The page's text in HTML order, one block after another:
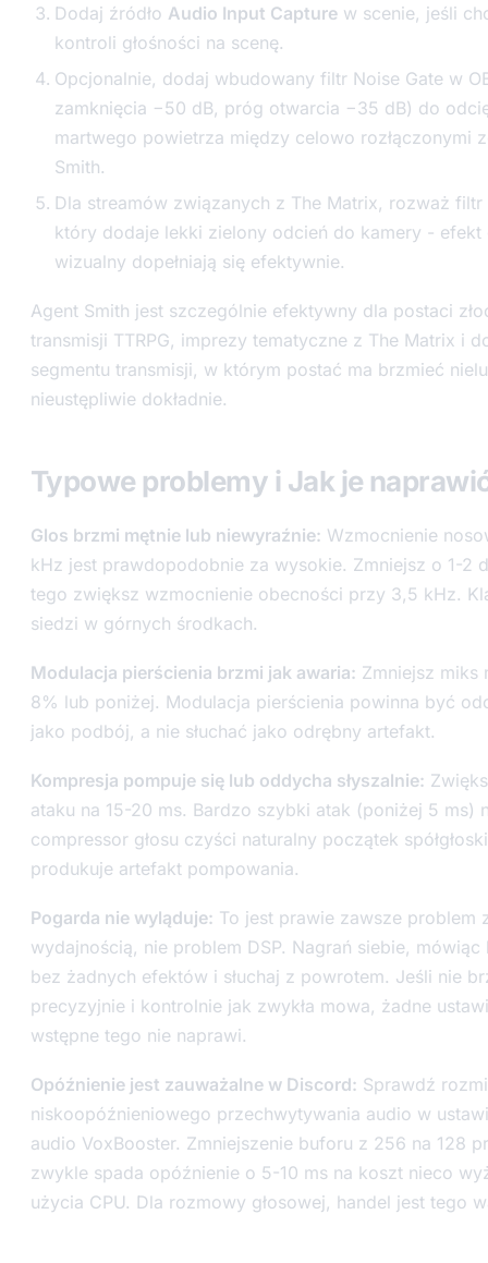
Dodaj źródło Audio Input Capture w scenie, jeśli
kontroli głośności na scenę.
Opcjonalnie, dodaj wbudowany filtr Noise Gate w
zamknięcia −50 dB, próg otwarcia −35 dB) do
martwego powietrza między celowo rozłączonymi
Smith.
Dla streamów związanych z The Matrix, rozważ filtr
który dodaje lekki zielony odcień do kamery - efekt
wizualny dopełniają się efektywnie.
Agent Smith jest szczególnie efektywny dla postaci
transmisji TTRPG, imprezy tematyczne z The Matrix i
segmentu transmisji, w którym postać ma brzmieć
nieustępliwie dokładnie.
Typowe problemy i Jak je
Glos brzmi mętnie lub niewyraźnie: Wzmocnienie
kHz jest prawdopodobnie za wysokie. Zmniejsz o 1-2
tego zwiększ wzmocnienie obecności przy 3,5 kHz.
siedzi w górnych środkach.
Modulacja pierścienia brzmi jak awaria: Zmniejsz miks
8% lub poniżej. Modulacja pierścienia powinna być
jako podbój, a nie słuchać jako odrębny artefakt.
Kompresja pompuje się lub oddycha słyszalnie:
ataku na 15-20 ms. Bardzo szybki atak (poniżej 5 ms)
compressor głosu czyści naturalny początek
produkuje artefakt pompowania.
Pogarda nie wyląduje: To jest prawie zawsze problem
wydajnością, nie problem DSP. Nagrań siebie, mówiąc
bez żadnych efektów i słuchaj z powrotem. Jeśli nie
precyzyjnie i kontrolnie jak zwykła mowa, żadne
wstępne tego nie naprawi.
Opóźnienie jest zauważalne w Discord: Sprawdź
niskoopóźnieniowego przechwytywania audio w
audio VoxBooster. Zmniejszenie buforu z 256 na 128
zwykle spada opóźnienie o 5-10 ms na koszt nieco
użycia CPU. Dla rozmowy głosowej, handel jest tego